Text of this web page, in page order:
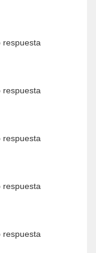
respuesta
respuesta
respuesta
respuesta
respuesta